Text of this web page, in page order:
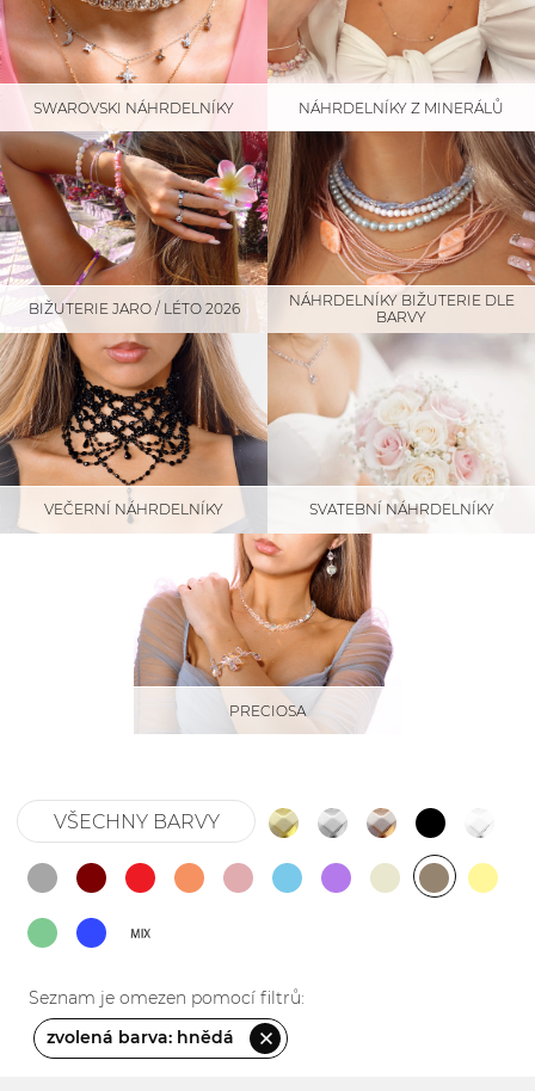
SWAROVSKI NÁHRDELNÍKY NÁHRDELNÍKY Z MINERÁLŮ
BIŽUTERIE JARO / LÉTO 2026
NÁHRDELNÍKY BIŽUTERIE DLE
BARVY
VEČERNÍ NÁHRDELNÍKY SVATEBNÍ NÁHRDELNÍKY
PRECIOSA
VŠECHNY BARVY
Seznam je omezen pomocí filtrů:
zvolená barva: hnědá